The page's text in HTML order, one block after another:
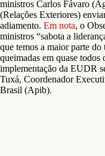
ministros Carlos Fávaro
(Relações Exteriores)
adiamento. Em nota, o
ministros “sabota a
que temos a maior parte
queimadas em quase todos
implementação da EUDR
Tuxá, Coordenador
Brasil (Apib).